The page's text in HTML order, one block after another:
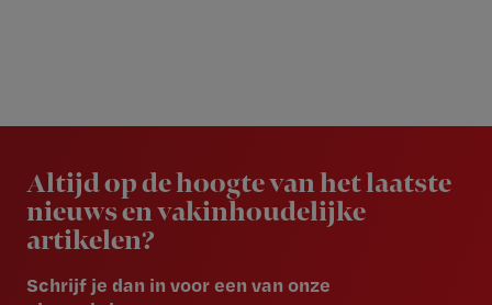
Altijd op de hoogte van het laatste
nieuws en vakinhoudelijke
artikelen?
Schrijf je dan in voor een van onze